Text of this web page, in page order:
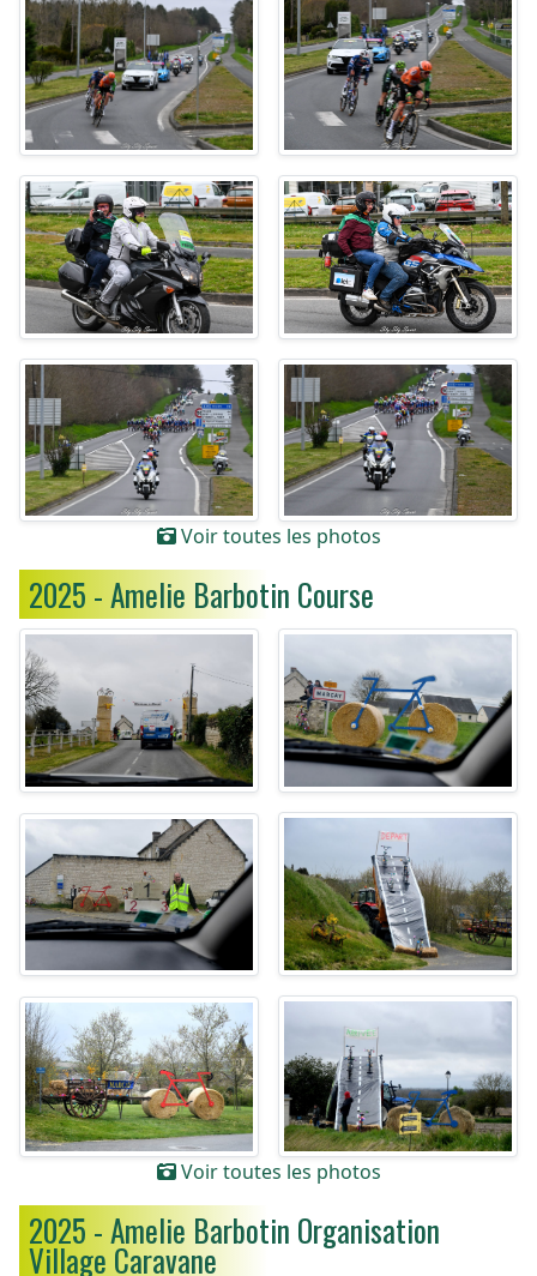
Voir toutes les photos
2025 - Amelie Barbotin Course
Voir toutes les photos
2025 - Amelie Barbotin Organisation
Village Caravane